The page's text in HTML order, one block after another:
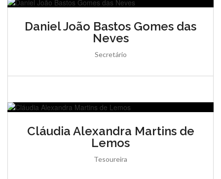
Daniel João Bastos Gomes das
Neves
Secretário
Cláudia Alexandra Martins de
Lemos
Tesoureira